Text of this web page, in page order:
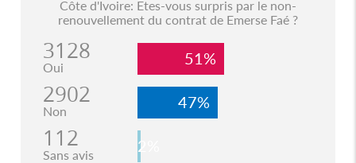
Côte d'Ivoire: Etes-vous surpris par le non-
renouvellement du contrat de Emerse Faé ?
3128
Oui 51%
2902
Non 47%
112
Sans avis 2%